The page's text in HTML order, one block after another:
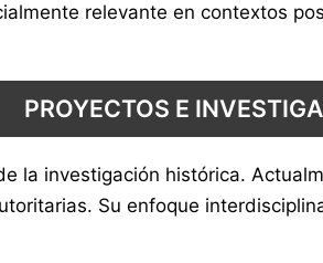
relevante en contextos
PROYECTOS E
la investigación histórica.
Su enfoque